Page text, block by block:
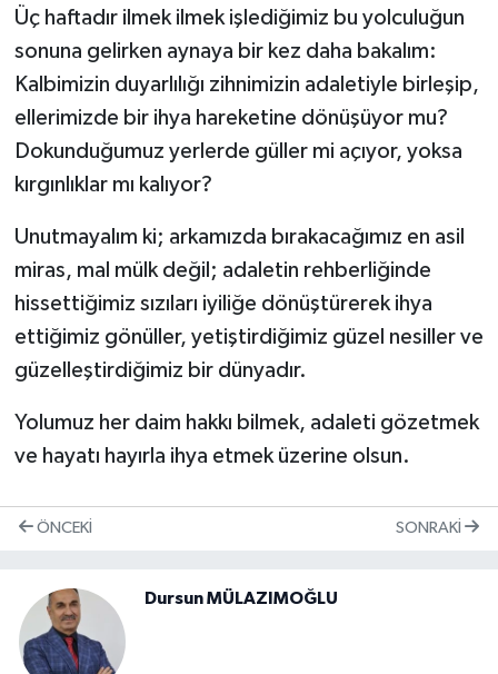
Üç haftadır ilmek ilmek işlediğimiz bu yolculuğun
sonuna gelirken aynaya bir kez daha bakalım:
Kalbimizin duyarlılığı zihnimizin adaletiyle birleşip,
ellerimizde bir ihya hareketine dönüşüyor mu?
Dokunduğumuz yerlerde güller mi açıyor, yoksa
kırgınlıklar mı kalıyor?
Unutmayalım ki; arkamızda bırakacağımız en asil
miras, mal mülk değil; adaletin rehberliğinde
hissettiğimiz sızıları iyiliğe dönüştürerek ihya
ettiğimiz gönüller, yetiştirdiğimiz güzel nesiller ve
güzelleştirdiğimiz bir dünyadır.
Yolumuz her daim hakkı bilmek, adaleti gözetmek
ve hayatı hayırla ihya etmek üzerine olsun.
ÖNCEKI SONRAKI
Dursun MÜLAZIMOĞLU